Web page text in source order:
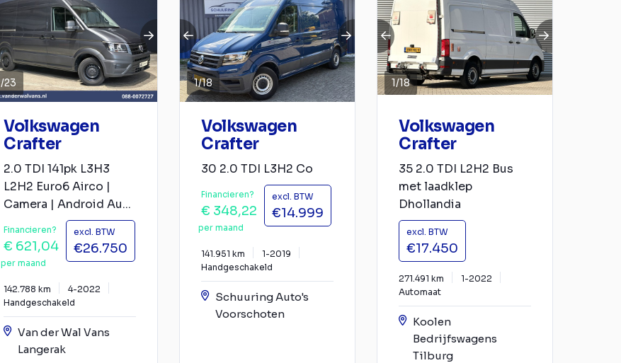
/23
Volkswagen
Crafter
2.0 TDI 141pk L3H3
L2H2 Euro6 Airco |
Camera | Android Au...
Financieren?
€ 621,04
per maand
excl. BTW
€26.750
142.788 km
4-2022
Handgeschakeld
Van der Wal Vans
Langerak
1/18
Volkswagen
Crafter
30 2.0 TDI L3H2 Co
Financieren?
€ 348,22
per maand
excl. BTW
€14.999
141.951 km
1-2019
Handgeschakeld
Schuuring Auto's
Voorschoten
1/18
Volkswagen
Crafter
35 2.0 TDI L2H2 Bus
met laadklep
Dhollandia
excl. BTW
€17.450
271.491 km
1-2022
Automaat
Koolen
Bedrijfswagens
Tilburg